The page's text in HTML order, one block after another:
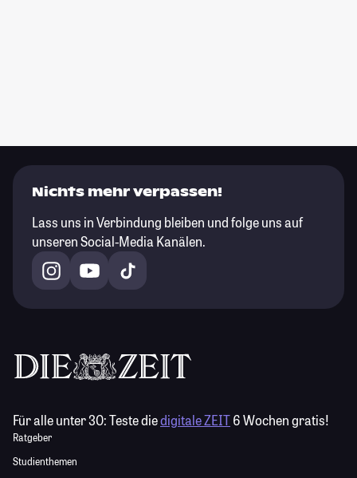
Nichts mehr verpassen!
Lass uns in Verbindung bleiben und folge uns auf
unseren Social-Media Kanälen.
Für alle unter 30:Teste diedigitale ZEIT6 Wochen gratis!
Ratgeber
Studienthemen